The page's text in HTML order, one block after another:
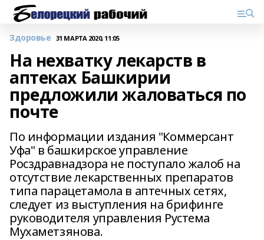
Здоровье 31 МАРТА 2020, 11:05
На нехватку лекарств в
аптеках Башкирии
предложили жаловаться по
почте
По информации издания "Коммерсант
Уфа" в башкирское управление
Росздравнадзора не поступало жалоб на
отсутствие лекарственных препаратов
типа парацетамола в аптечных сетях,
следует из выступления на брифинге
руководителя управления Рустема
Мухаметзянова.